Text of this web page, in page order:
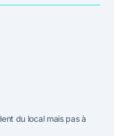
du local mais pas à